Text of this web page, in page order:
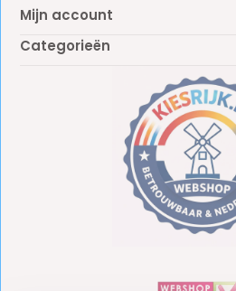
Mijn account
Categorieën